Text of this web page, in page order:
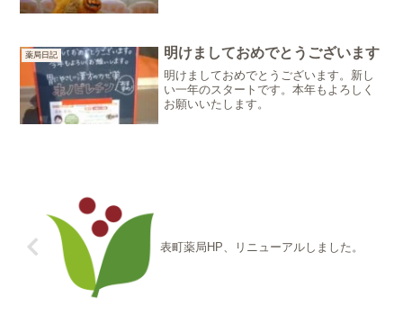
成分がたっぷり入ってい...
薬局日記 明けましておめでとうございます
明けましておめでとうございます。新し
い一年のスタートです。本年もよろしく
お願いいたします。
表町薬局HP、リニューアルしました。